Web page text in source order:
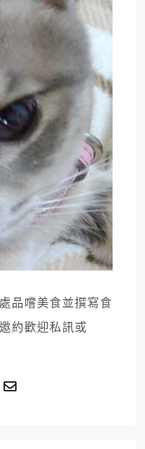
品嚐美食並撰寫食
約歡迎私訊或